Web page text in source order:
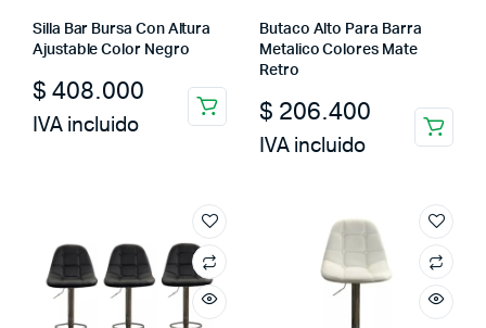
Silla Bar Bursa Con Altura
Ajustable Color Negro
$ 408.000
IVA incluido
Butaco Alto Para Barra
Metalico Colores Mate
Retro
$ 206.400
IVA incluido